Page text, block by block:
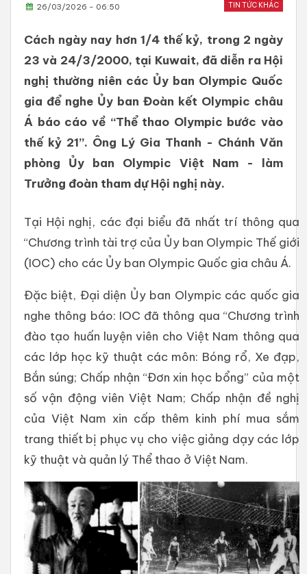
TIN TỨC KHÁC
26/03/2026 - 06:50
Cách ngày nay hơn 1/4 thế kỷ, trong 2 ngày
23 và 24/3/2000, tại Kuwait, đã diễn ra Hội
nghị thường niên các Ủy ban Olympic Quốc
gia để nghe Ủy ban Đoàn kết Olympic châu
Á báo cáo về “Thể thao Olympic bước vào
thế kỷ 21”. Ông Lý Gia Thanh - Chánh Văn
phòng Ủy ban Olympic Việt Nam - làm
Trưởng đoàn tham dự Hội nghị này.
Tại Hội nghị, các đại biểu đã nhất trí thông qua
“Chương trình tài trợ của Ủy ban Olympic Thế giới
(IOC) cho các Ủy ban Olympic Quốc gia châu Á.
Đặc biệt, Đại diện Ủy ban Olympic các quốc gia
nghe thông báo: IOC đã thông qua “Chương trình
đào tạo huấn luyện viên cho Việt Nam thông qua
các lớp học kỹ thuật các môn: Bóng rổ, Xe đạp,
Bắn súng; Chấp nhận “Đơn xin học bổng” của một
số vận động viên Việt Nam; Chấp nhận đề nghị
của Việt Nam xin cấp thêm kinh phí mua sắm
trang thiết bị phục vụ cho việc giảng dạy các lớp
kỹ thuật và quản lý Thể thao ở Việt Nam.